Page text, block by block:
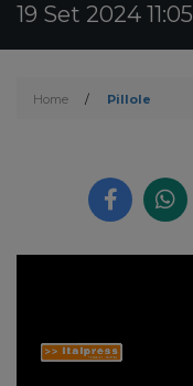
19 Set 2024 11:05
Home / Pillole